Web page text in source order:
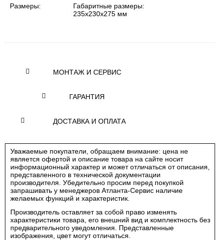
Размеры:
Габаритные размеры:
235x230x275 мм
МОНТАЖ И СЕРВИС
ГАРАНТИЯ
ДОСТАВКА И ОПЛАТА
Уважаемые покупатели, обращаем внимание: цена не
является офертой и описание товара на сайте носит
информационный характер и может отличаться от описания,
представленного в технической документации
производителя. Убедительно просим перед покупкой
запрашивать у менеджеров Атланта-Сервис наличие
желаемых функций и характеристик.
Производитель оставляет за собой право изменять
характеристики товара, его внешний вид и комплектность без
предварительного уведомления. Представленные
изображения, цвет могут отличаться.